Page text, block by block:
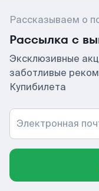
Рассказываем о
Рассылка с
Эксклюзивные
заботливые
Купибилета
Электронная